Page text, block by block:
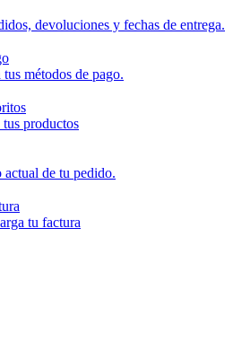
devoluciones y fechas de entrega.
métodos de pago.
productos
actual de tu pedido.
tu factura